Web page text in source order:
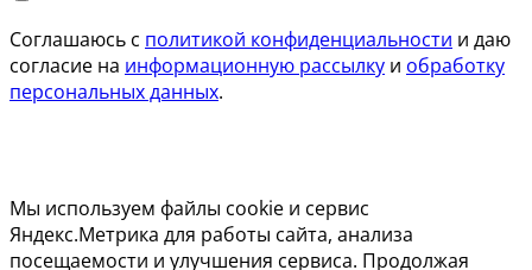
Соглашаюсь с политикой конфиденциальности и даю
согласие на информационную рассылку и обработку
персональных данных.
Мы используем файлы cookie и сервис
Яндекс.Метрика для работы сайта, анализа
посещаемости и улучшения сервиса. Продолжая